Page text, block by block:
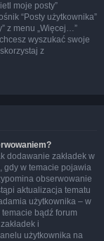
moje posty”
“Posty użytkownika”
z menu „Więcej…”
wyszukać swoje
z
dodawanie zakładek w
gdy w temacie pojawia
obserwowanie
aktualizacja tematu
użytkownika – w
bądź forum
i
użytkownika na